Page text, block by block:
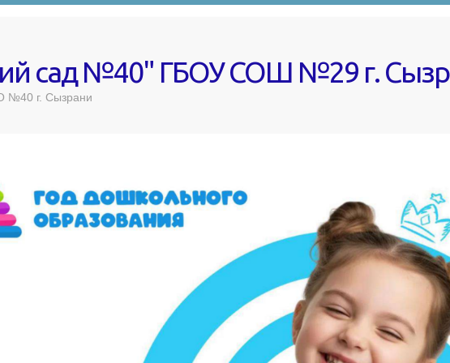
сад №40" ГБОУ СОШ №29 г.
№40 г. Сызрани